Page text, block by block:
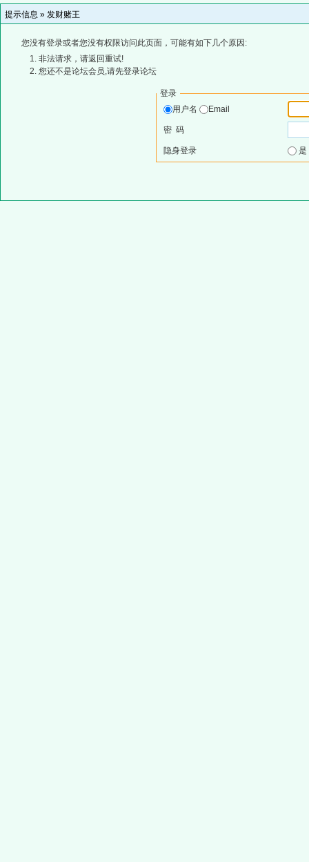
提示信息 » 发财赌王
您没有登录或者您没有权限访问此页面，可能有如下几个原因:
非法请求，请返回重试!
您还不是论坛会员,请先登录论坛
登录
用户名
Email
密 码
隐身登录